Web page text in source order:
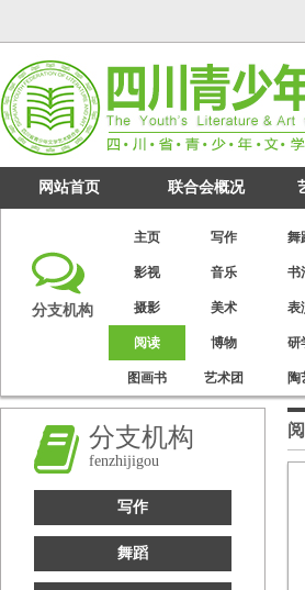
网站首页 联合会概况
分支机构
主页 写作 舞
影视 音乐 书
摄影 美术 表
阅读 博物 研
图画书 艺术团 陶
分支机构
fenzhijigou
写作
舞蹈